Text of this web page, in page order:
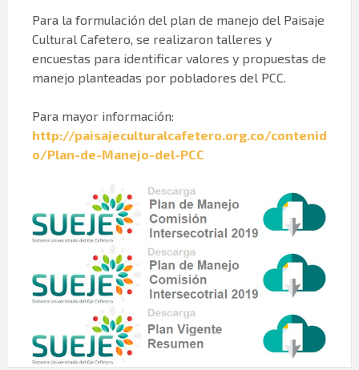
Para la formulación del plan de manejo del Paisaje
Cultural Cafetero, se realizaron talleres y
encuestas para identificar valores y propuestas de
manejo planteadas por pobladores del PCC.
Para mayor información:
http://paisajeculturalcafetero.org.co/contenid
o/Plan-de-Manejo-del-PCC